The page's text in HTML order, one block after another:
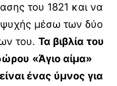
του 1821 και να
μέσω των δύο
του. Τα βιβλία του
«Άγιο αίμα»
ένας ύμνος για